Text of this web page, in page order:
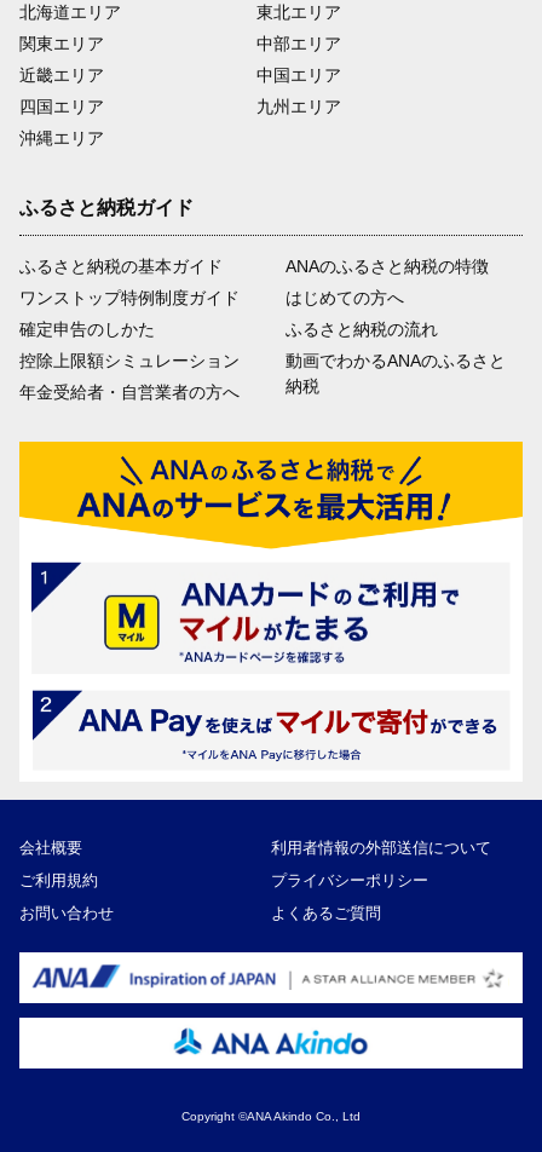
北海道エリア
関東エリア
近畿エリア
四国エリア
沖縄エリア
東北エリア
中部エリア
中国エリア
九州エリア
ふるさと納税ガイド
ふるさと納税の基本ガイド
ワンストップ特例制度ガイド
確定申告のしかた
控除上限額シミュレーション
年金受給者・自営業者の方へ
ANAのふるさと納税の特徴
はじめての方へ
ふるさと納税の流れ
動画でわかるANAのふるさと
納税
会社概要
利用者情報の外部送信について
ご利用規約
プライバシーポリシー
お問い合わせ
よくあるご質問
Copyright ©ANA Akindo Co., Ltd